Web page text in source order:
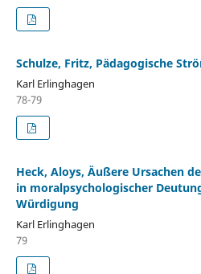
Schulze, Fritz, Pädagogische
Karl Erlinghagen
78-79
Heck, Aloys, Äußere Ursachen
in moralpsychologischer
Würdigung
Karl Erlinghagen
79